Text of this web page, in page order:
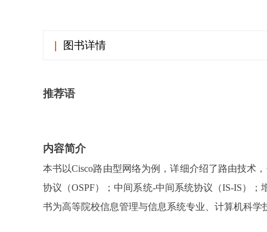
推荐语
内容简介
本书以Cisco路由型网络为例，详细介绍了路由技术
协议（OSPF）；中间系统-中间系统协议（IS-IS）
书为高等院校信息管理与信息系统专业、计算机科
图书详情